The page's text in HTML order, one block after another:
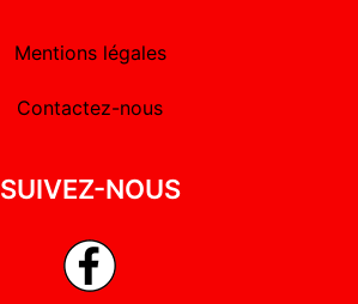
Mentions légales
Contactez-nous
SUIVEZ-NOUS